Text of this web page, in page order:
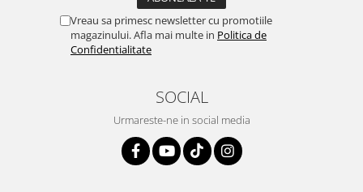
Vreau sa primesc newsletter cu promotiile
magazinului. Afla mai multe in Politica de
Confidentialitate
SOCIAL
Urmareste-ne in social media